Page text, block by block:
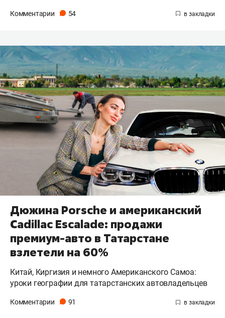
Комментарии 54
Дюжина Porsche и американский
Cadillac Escalade: продажи
премиум-авто в Татарстане
взлетели на 60%
Китай, Киргизия и немного Американского Самоа:
уроки географии для татарстанских автовладельцев
Комментарии 91